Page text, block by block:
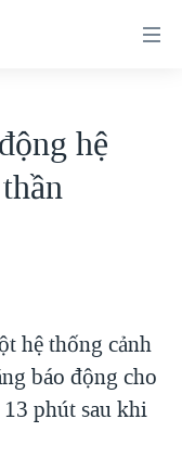
hệ
hệ thống cảnh
báo động cho
phút sau khi